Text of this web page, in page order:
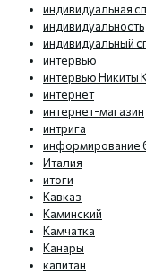
индивидуальная
индивидуальность
индивидуальный
интервью
интервью Никиты
интернет
интернет-магазин
интрига
информирование
Италия
итоги
Кавказ
Каминский
Камчатка
Канары
капитан